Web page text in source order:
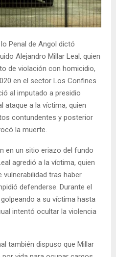
Penal de Angol dictó
Alejandro Millar Leal, quien
de violación con homicidio,
en el sector Los Confines
al imputado a presidio
ataque a la víctima, quien
contundentes y posterior
la muerte.
en un sitio eriazo del fundo
agredió a la víctima, quien
tras haber
defenderse. Durante el
a su víctima hasta
intentó ocultar la violencia
también dispuso que Millar